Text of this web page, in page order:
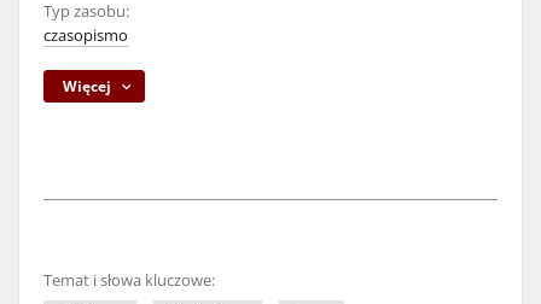
Typ zasobu:
czasopismo
Więcej
Temat i słowa kluczowe: